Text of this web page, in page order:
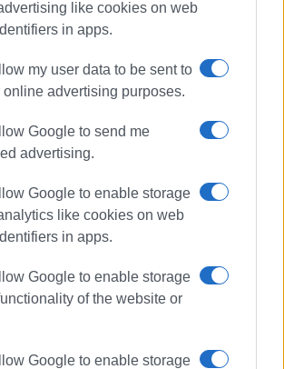
like cookies on web
in apps.
my user data to be sent to
online advertising purposes.
Google to send me
advertising.
Google to enable storage
like cookies on web
in apps.
Google to enable storage
of the website or
Google to enable storage